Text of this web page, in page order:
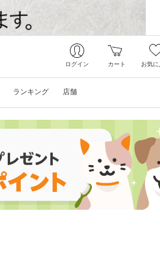
ログイン カート お気に
ランキング 店舗